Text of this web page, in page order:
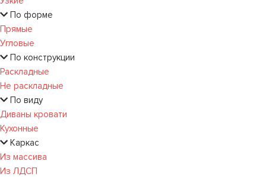
По форме
Прямые
Угловые
По конструкции
Раскладные
Не раскладные
По виду
Диваны кровати
Кухонные
Каркас
Из массива
Из ЛДСП